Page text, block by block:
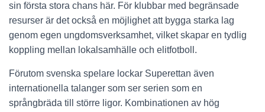
sin första stora chans här. För klubbar med begränsade
resurser är det också en möjlighet att bygga starka lag
genom egen ungdomsverksamhet, vilket skapar en tydlig
koppling mellan lokalsamhälle och elitfotboll.
Förutom svenska spelare lockar Superettan även
internationella talanger som ser serien som en
språngbräda till större ligor. Kombinationen av hög